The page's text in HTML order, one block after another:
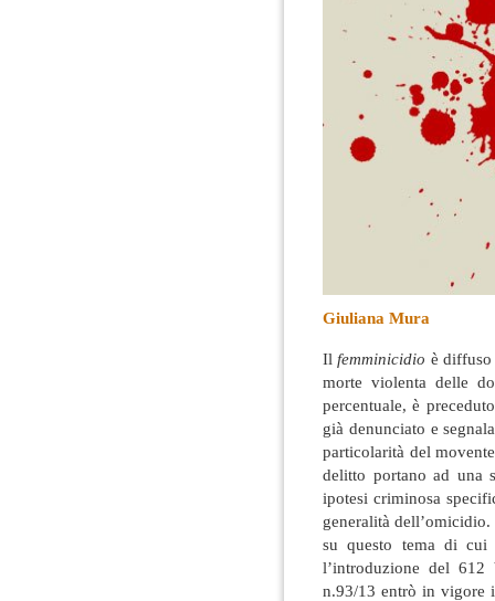
Giuliana Mura
Ilfemminicidio è
morte violenta delle
percentuale, è
già denunciato e
particolarità del
delitto portano ad una
ipotesi criminosa
generalità
su questo tema di cui
l’introduzione del
n.93/13 entrò in vigore